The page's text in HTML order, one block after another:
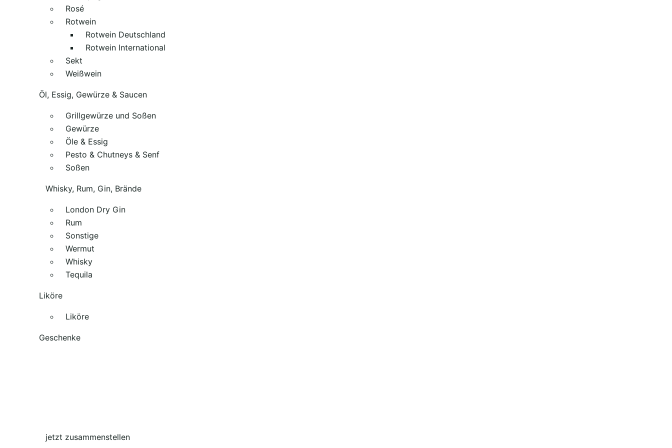
Rosé
Rotwein
Rotwein Deutschland
Rotwein International
Sekt
Weißwein
Öl, Essig, Gewürze & Saucen
Grillgewürze und Soßen
Gewürze
Öle & Essig
Pesto & Chutneys & Senf
Soßen
Whisky, Rum, Gin, Brände
London Dry Gin
Rum
Sonstige
Wermut
Whisky
Tequila
Liköre
Liköre
Geschenke
jetzt zusammenstellen